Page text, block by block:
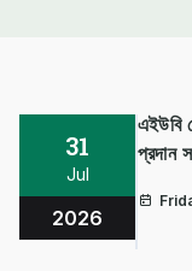
31
Jul
2026
এইউবি
প্রদান